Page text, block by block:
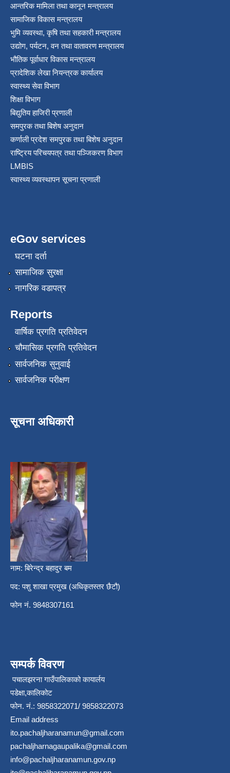
आन्तरिक मामिला तथा कानून मन्त्रालय
सामाजिक विकास मन्त्रालय
भुमि व्यवस्था, कृषि तथा सहकारी मन्त्रालय
उद्योग, पर्यटन, वन तथा वातावरण मन्त्रालय
भौतिक पूर्वाधार विकास मन्त्रालय
प्रादेशिक लेखा नियन्त्रक कार्यालय
स्वास्थ्य सेवा विभाग
शिक्षा विभाग
बिद्युतिय हाजिरी प्रणाली
समपुरक तथा बिशेष अनुदान
कर्णाली प्रदेश समपुरक तथा बिशेष अनुदान
राष्ट्रिय परिचयपत्र तथा पञ्जिकरण विभाग
LMBIS
स्वास्थ्य व्यवस्थापन सूचना प्रणाली
eGov services
घटना दर्ता
सामाजिक सुरक्षा
नागरिक वडापत्र
Reports
वार्षिक प्रगति प्रतिवेदन
चौमासिक प्रगति प्रतिवेदन
सार्वजनिक सुनुवाई
सार्वजनिक परीक्षण
सूचना अधिकारी
नाम: बिरेन्द्र बहादुर बम
पद: पशु शाखा प्रमुख (अधिकृतस्तर छैटौ)
फोन नं. 9848307161
सम्पर्क विवरण
पचालझरना गाउँपालिकाको कायार्लय
पडेक्षा,कालिकोट
फोन. नं.: 9858322071/ 9858322073
Email address
ito.pachaljharanamun@gmail.com
pachaljharnagaupalika@gmail.com
info@pachaljharanamun.gov.np